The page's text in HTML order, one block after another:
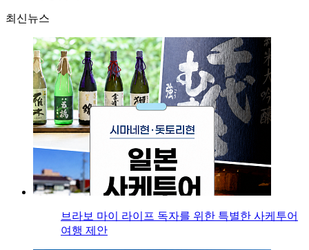
최신뉴스
브라보 마이 라이프 독자를 위한 특별한 사케투어
여행 제안